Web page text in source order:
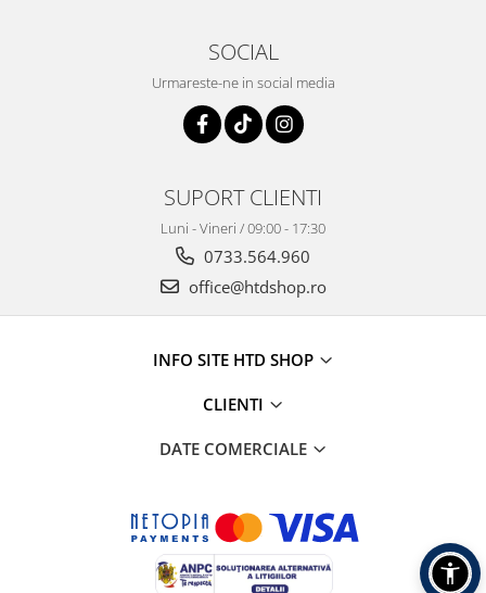
SOCIAL
Urmareste-ne in social media
SUPORT CLIENTI
Luni - Vineri / 09:00 - 17:30
0733.564.960
office@htdshop.ro
INFO SITE HTD SHOP
CLIENTI
DATE COMERCIALE